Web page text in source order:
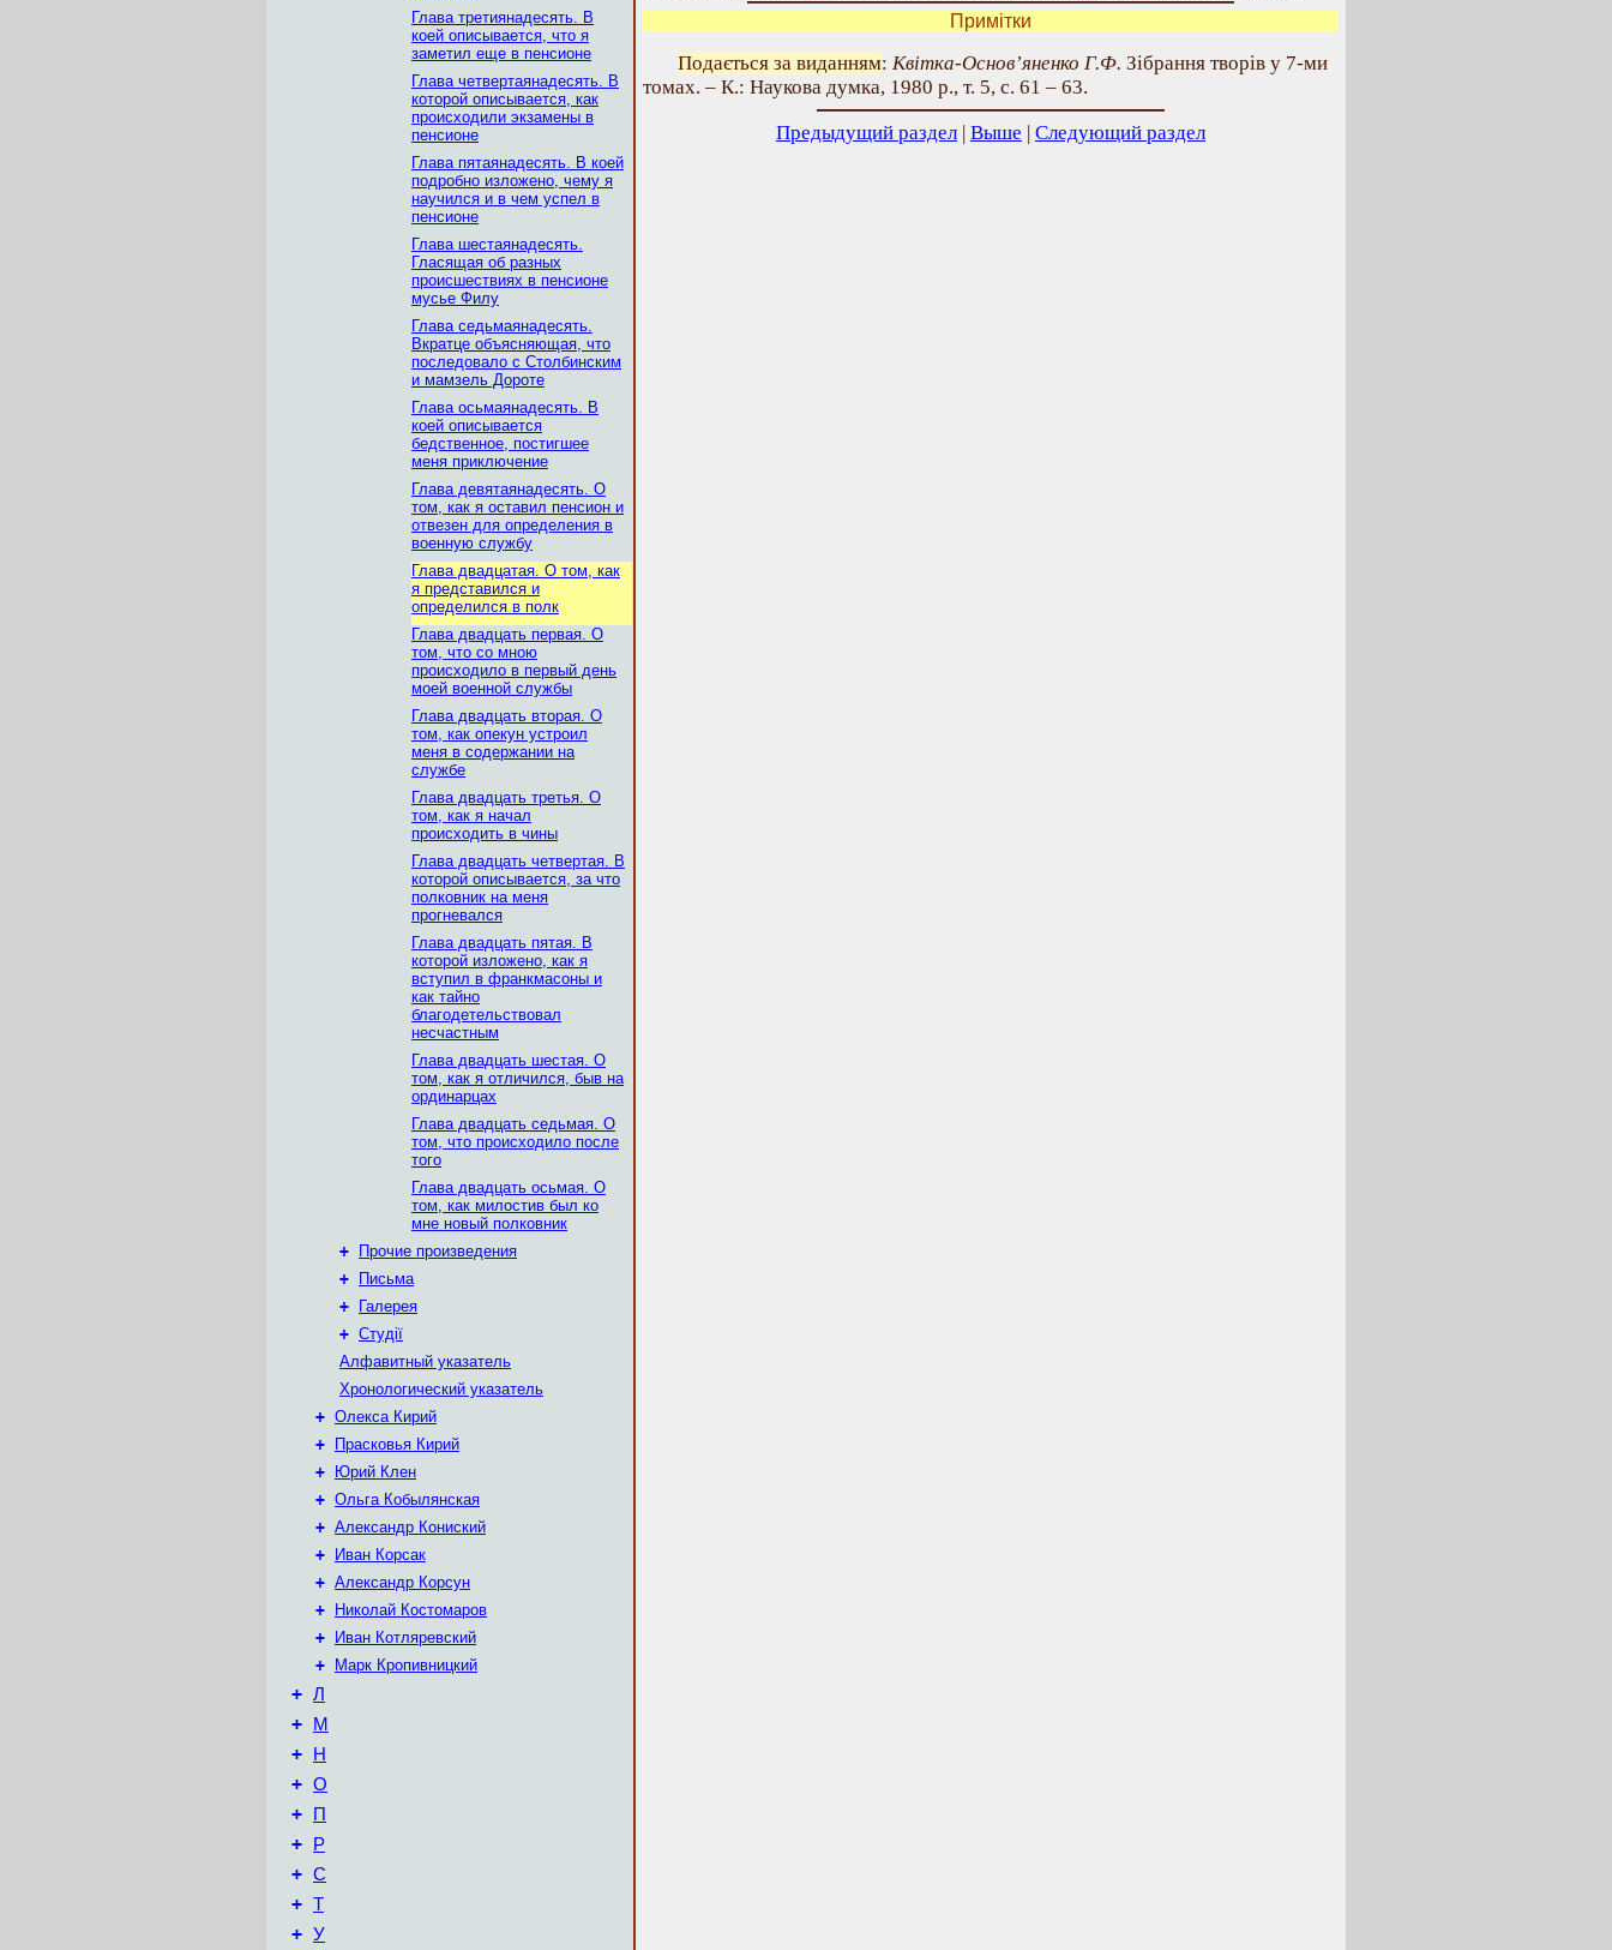
Глава третиянадесять. В
коей описывается, что я
заметил еще в пенсионе
Глава четвертаянадесять. В
которой описывается, как
происходили экзамены в
пенсионе
Глава пятаянадесять. В коей
подробно изложено, чему я
научился и в чем успел в
пенсионе
Глава шестаянадесять.
Гласящая об разных
происшествиях в пенсионе
мусье Филу
Глава седьмаянадесять.
Вкратце объясняющая, что
последовало с Столбинским
и мамзель Дороте
Глава осьмаянадесять. В
коей описывается
бедственное, постигшее
меня приключение
Глава девятаянадесять. О
том, как я оставил пенсион и
отвезен для определения в
военную службу
Глава двадцатая. О том, как
я представился и
определился в полк
Глава двадцать первая. О
том, что со мною
происходило в первый день
моей военной службы
Глава двадцать вторая. О
том, как опекун устроил
меня в содержании на
службе
Глава двадцать третья. О
том, как я начал
происходить в чины
Глава двадцать четвертая. В
которой описывается, за что
полковник на меня
прогневался
Глава двадцать пятая. В
которой изложено, как я
вступил в франкмасоны и
как тайно
благодетельствовал
несчастным
Глава двадцать шестая. О
том, как я отличился, быв на
ординарцах
Глава двадцать седьмая. О
том, что происходило после
того
Глава двадцать осьмая. О
том, как милостив был ко
мне новый полковник
+
Прочие произведения
+
Письма
+
Галерея
+ Студії
Алфавитный указатель
Хронологический указатель
+ Олекса Кирий
+
Прасковья Кирий
+
Юрий Клен
+ Ольга Кобылянская
+ Александр Кониский
+
Иван Корсак
+ Александр Корсун
+
Николай Костомаров
+
Иван Котляревский
+
Марк Кропивницкий
+ Л
+ М
+ Н
+ О
+ П
+ Р
+ С
+ Т
+ У
Примітки
Подається за виданням: Квітка-Основ’яненко Г.Ф. Зібрання творів у 7-ми
томах. – К.: Наукова думка, 1980 р., т. 5, с. 61 – 63.
Предыдущий раздел | Выше | Следующий раздел